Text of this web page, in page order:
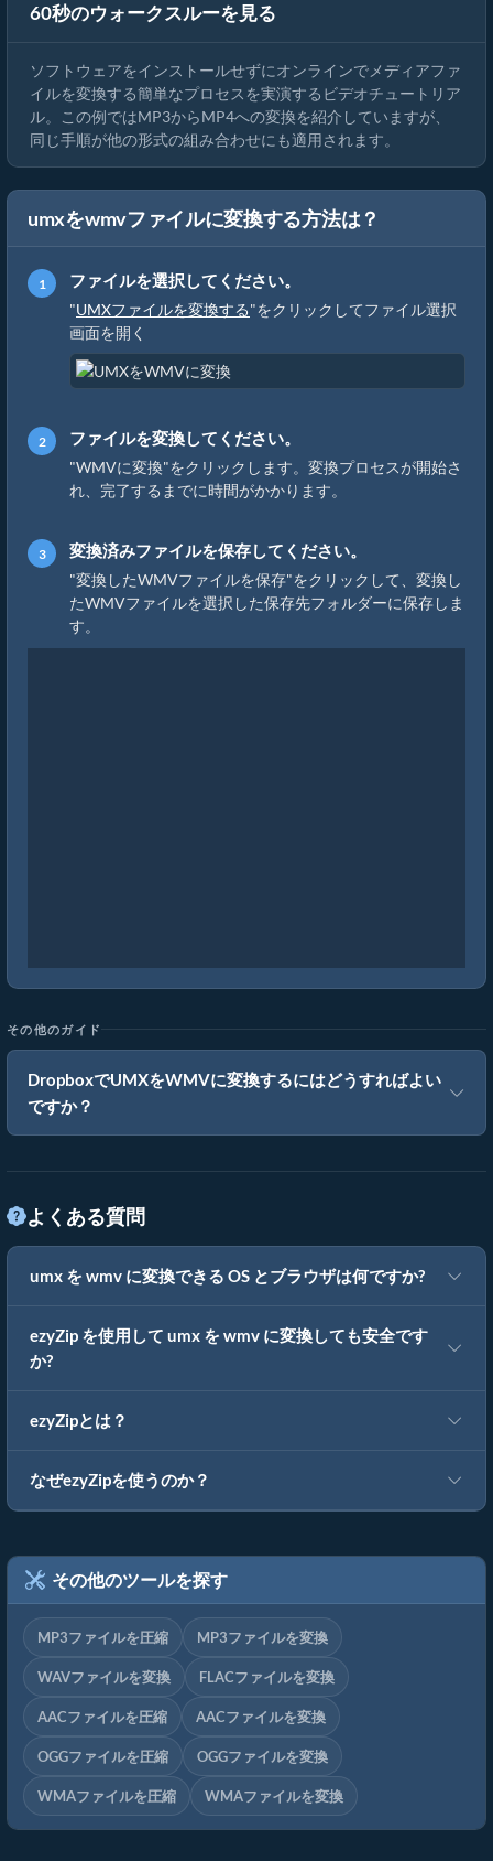
60秒のウォークスルーを見る
メディアファイルの変換方法
ソフトウェアをインストールせずにオンラインでメディアファ
イルを変換する簡単なプロセスを実演するビデオチュートリア
ル。この例ではMP3からMP4への変換を紹介していますが、
同じ手順が他の形式の組み合わせにも適用されます。
umxをwmvファイルに変換する方法は？
ファイルを選択してください。
"UMXファイルを変換する"をクリックしてファイル選択
画面を開く
ファイルを変換してください。
"WMVに変換"をクリックします。変換プロセスが開始さ
れ、完了するまでに時間がかかります。
変換済みファイルを保存してください。
"変換したWMVファイルを保存"をクリックして、変換し
たWMVファイルを選択した保存先フォルダーに保存しま
す。
その他のガイド
DropboxでUMXをWMVに変換するにはどうすればよい
ですか？
よくある質問
umx を wmv に変換できる OS とブラウザは何ですか?
ezyZip を使用して umx を wmv に変換しても安全です
か?
ezyZipとは？
なぜezyZipを使うのか？
その他のツールを探す
MP3ファイルを圧縮 MP3ファイルを変換
WAVファイルを変換 FLACファイルを変換
AACファイルを圧縮 AACファイルを変換
OGGファイルを圧縮 OGGファイルを変換
WMAファイルを圧縮 WMAファイルを変換